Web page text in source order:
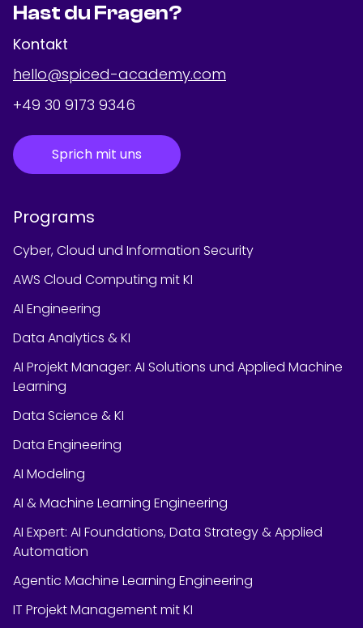
Hast du Fragen?
Kontakt
hello@spiced-academy.com
+49 30 9173 9346
Sprich mit uns
Programs
Cyber, Cloud und Information Security
AWS Cloud Computing mit KI
AI Engineering
Data Analytics & KI
AI Projekt Manager: AI Solutions und Applied Machine
Learning
Data Science & KI
Data Engineering
AI Modeling
AI & Machine Learning Engineering
AI Expert: AI Foundations, Data Strategy & Applied
Automation
Agentic Machine Learning Engineering
IT Projekt Management mit KI